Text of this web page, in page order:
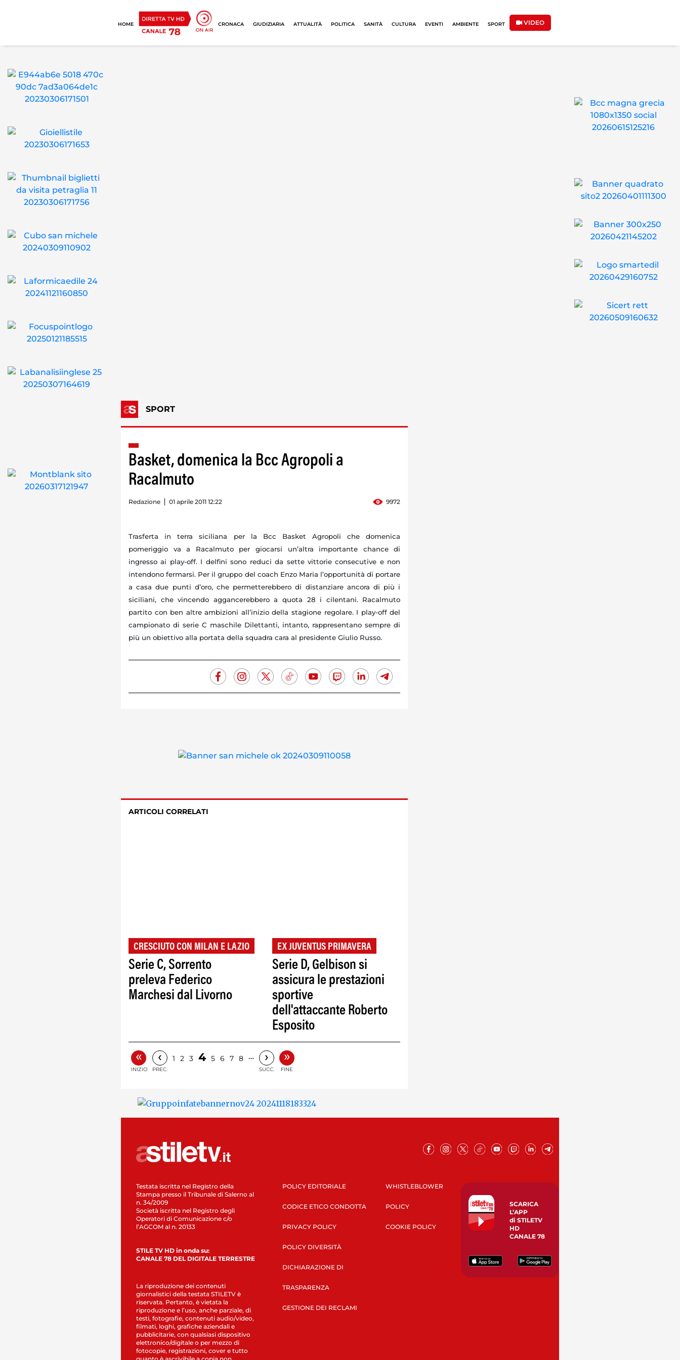
HOME CRONACA GIUDIZIARIA ATTUALITÀ POLITICA SANITÀ CULTURA EVENTI AMBIENTE SPORT VIDEO
SPORT
Basket, domenica la Bcc Agropoli a
Racalmuto
Redazione 01 aprile 2011 12:22 9972
Trasferta in terra siciliana per la Bcc Basket Agropoli che domenica
pomeriggio va a Racalmuto per giocarsi un’altra importante chance di
ingresso ai play-off. I delfini sono reduci da sette vittorie consecutive e non
intendono fermarsi. Per il gruppo del coach Enzo Maria l’opportunità di portare
a casa due punti d’oro, che permetterebbero di distanziare ancora di più i
siciliani, che vincendo aggancerebbero a quota 28 i cilentani. Racalmuto
partito con ben altre ambizioni all’inizio della stagione regolare. I play-off del
campionato di serie C maschile Dilettanti, intanto, rappresentano sempre di
più un obiettivo alla portata della squadra cara al presidente Giulio Russo.
ARTICOLI CORRELATI
CRESCIUTO CON MILAN E LAZIO
Serie C, Sorrento
preleva Federico
Marchesi dal Livorno
EX JUVENTUS PRIMAVERA
Serie D, Gelbison si
assicura le prestazioni
sportive
dell'attaccante Roberto
Esposito
«
INIZIO
‹
PREC.
1 2 3 4 5 6 7 8 … ›
SUCC.
»
FINE
Testata iscritta nel Registro della
Stampa presso il Tribunale di Salerno al
n. 34/2009
Società iscritta nel Registro degli
Operatori di Comunicazione c/o
l’AGCOM al n. 20133
STILE TV HD in onda su:
CANALE 78 DEL DIGITALE TERRESTRE
La riproduzione dei contenuti
giornalistici della testata STILETV è
riservata. Pertanto, è vietata la
riproduzione e l’uso, anche parziale, di
testi, fotografie, contenuti audio/video,
filmati, loghi, grafiche aziendali e
pubblicitarie, con qualsiasi dispositivo
elettronico/digitale o per mezzo di
fotocopie, registrazioni, cover e tutto
POLICY EDITORIALE
CODICE ETICO CONDOTTA
PRIVACY POLICY
POLICY DIVERSITÀ
DICHIARAZIONE DI
TRASPARENZA
GESTIONE DEI RECLAMI
WHISTLEBLOWER
POLICY
COOKIE POLICY
SCARICA
L’APP
di STILETV
HD
CANALE 78